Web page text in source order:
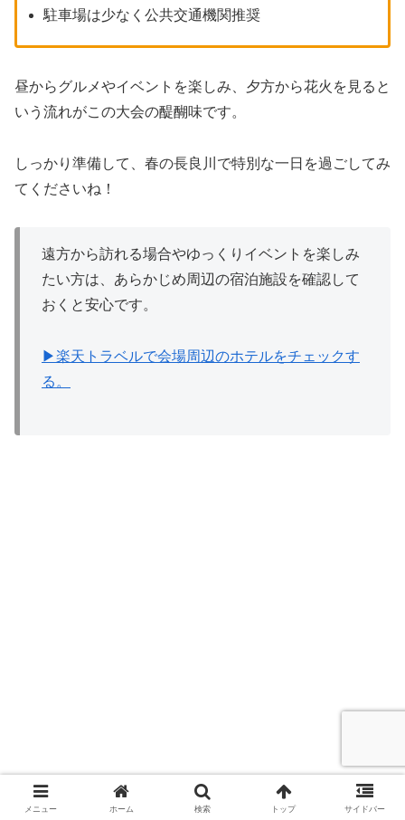
駐車場は少なく公共交通機関推奨
昼からグルメやイベントを楽しみ、夕方から花火を見ると
いう流れがこの大会の醍醐味です。
しっかり準備して、春の長良川で特別な一日を過ごしてみ
てくださいね！
遠方から訪れる場合やゆっくりイベントを楽しみ
たい方は、あらかじめ周辺の宿泊施設を確認して
おくと安心です。
▶楽天トラベルで会場周辺のホテルをチェックす
る。
メニュー ホーム 検索 トップ サイドバー